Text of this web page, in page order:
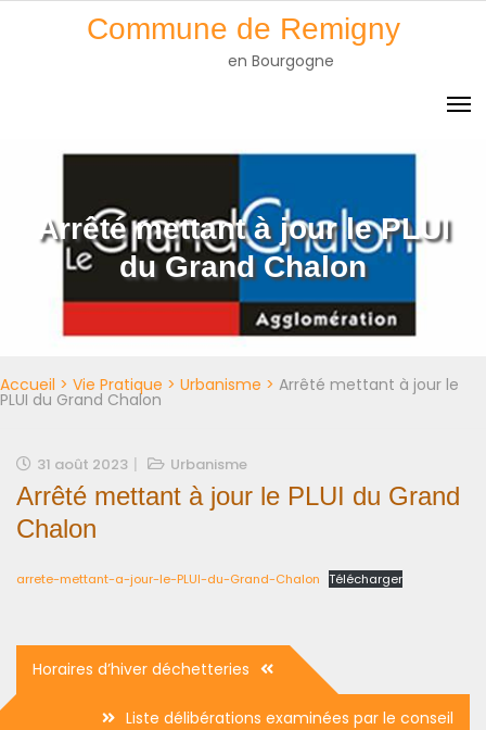
Commune de Remigny
en Bourgogne
Arrêté mettant à jour le PLUI
du Grand Chalon
Accueil > Vie Pratique > Urbanisme > Arrêté mettant à jour le
PLUI du Grand Chalon
31 août 2023 Urbanisme
Arrêté mettant à jour le PLUI du Grand
Chalon
arrete-mettant-a-jour-le-PLUI-du-Grand-Chalon Télécharger
Navigation
de
Horaires d’hiver déchetteries
Liste délibérations examinées par le conseil